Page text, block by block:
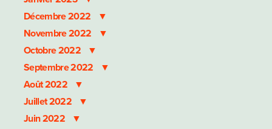
Décembre 2022
Novembre 2022
Octobre 2022
Septembre 2022
Août 2022
Juillet 2022
Juin 2022